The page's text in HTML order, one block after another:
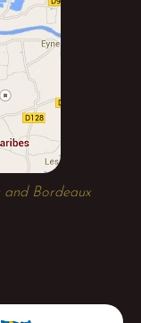
Bordeaux